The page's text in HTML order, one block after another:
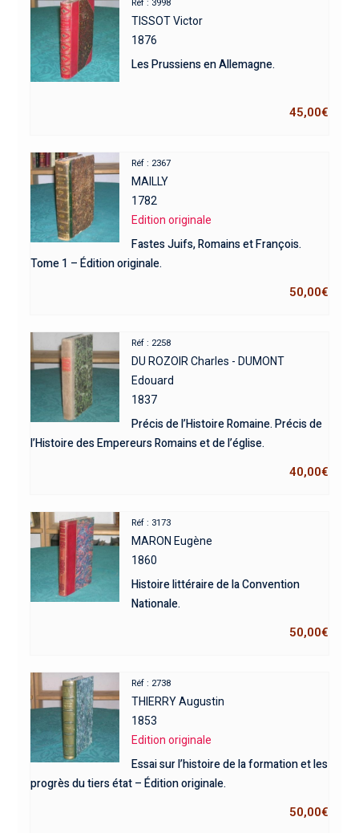
Réf : 3998
TISSOT Victor
1876
Les Prussiens en Allemagne.
45,00€
Réf : 2367
MAILLY
1782
Edition originale
Fastes Juifs, Romains et François.
Tome 1 – Édition originale.
50,00€
Réf : 2258
DU ROZOIR Charles - DUMONT
Edouard
1837
Précis de l’Histoire Romaine. Précis de
l’Histoire des Empereurs Romains et de l’église.
40,00€
Réf : 3173
MARON Eugène
1860
Histoire littéraire de la Convention
Nationale.
50,00€
Réf : 2738
THIERRY Augustin
1853
Edition originale
Essai sur l’histoire de la formation et les
progrès du tiers état – Édition originale.
50,00€